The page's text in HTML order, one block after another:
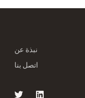
نبذة عن
اتصل بنا